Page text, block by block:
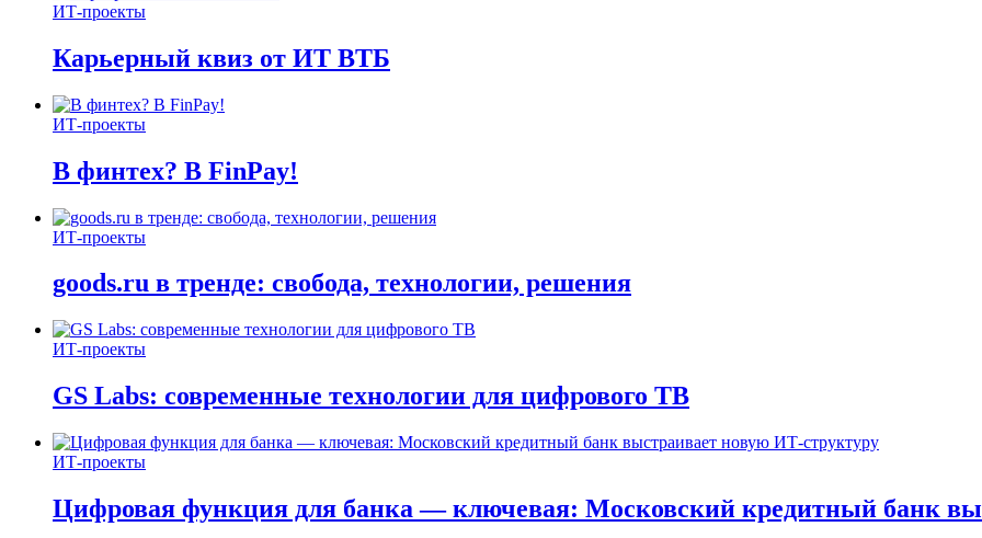
ИТ-проекты
Карьерный квиз от ИТ ВТБ
ИТ-проекты
В финтех? В FinPay!
ИТ-проекты
goods.ru в тренде: свобода, технологии, решения
ИТ-проекты
GS Labs: современные технологии для цифрового ТВ
ИТ-проекты
Цифровая функция для банка — ключевая: Московский кредитный банк